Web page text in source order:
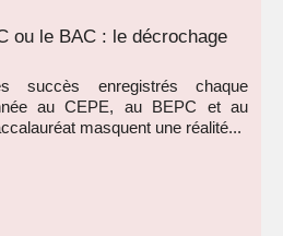
ou le BAC : le décrochage
succès enregistrés chaque
au CEPE, au BEPC et au
masquent une réalité...